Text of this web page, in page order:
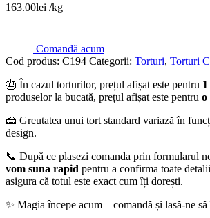
163.00lei /kg
Comandă acum
Cod produs: C194 Categorii: Torturi, Torturi
🎂 În cazul torturilor, prețul afișat este pentru
produselor la bucată, prețul afișat este pentru o
🍰 Greutatea unui tort standard variază în
design.
📞 După ce plasezi comanda prin formularul
vom suna rapid pentru a confirma toate
asigura că totul este exact cum îți dorești.
✨ Magia începe acum – comandă și lasă-ne